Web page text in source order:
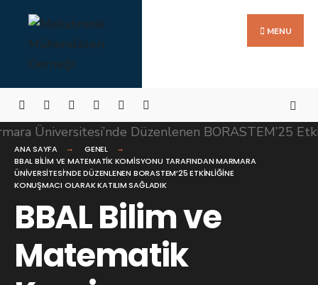
Skip
content
MENU
ANA SAYFA
GENEL
BBAL BILIM VE MATEMATIK KOMISYONU TARAFINDAN MARMARA
ÜNIVERSITESI’NDE DÜZENLENEN BORASTEM’25 ETKINLIĞINE
KONUŞMACI OLARAK KATILIM SAĞLADIK
BBAL Bilim ve
Matematik
for: